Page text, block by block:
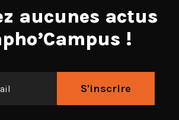
aucunes actus
!